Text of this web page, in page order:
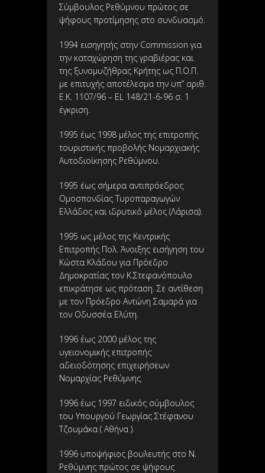
Σύμβουλος Ρεθύμνου πρώτος σε
ψήφους προτίμησης στο συνδυασμό.
1994 εισηγητής στην Commission για
την καταχώρηση της γραβιέρας και
της ξυνομυζήθρας Κρήτης ως Π.Ο.Π.
με επιτυχής αποτέλεσμα την υπ” αριθ.
Ε.Κ. 1107/96 – EL 148/21-6-96 σ. 1
έγκριση.
1995 έως 1998 μέλος της επιτροπής
τουριστικής προβολής Νομαρχιακής
Αυτοδιοίκησης Ρεθύμνου.
1995 έως σήμερα αντιπρόεδρος
Ομοσπονδίας Τυροπαραγωγών
Ελλάδος και ιδρυτικό μέλος (Λάρισα).
1995 ως μέλος της Κεντρικής
Επιτροπής Πολ. Άνοιξης εισήγηση του
Κώστα Κλάδου για Πρόεδρο
Δημοκρατίας τον Κ.Στεφανόπουλο
επικράτησε ως πρόταση. Σε αντίθεση
με τον Πρόεδρο Αντώνη Σαμαρά για
τον Οδυσσέα Ελύτη.
1996 έως 2000 μέλος της
υγειονομικής επιτροπής
αδειοδότησης επιχειρήσεων
Νομαρχίας Ρεθύμνης.
1996 έως 1997 ειδικός σύμβουλος
του Υπουργού Γεωργίας Στέφανου
Τζουμάκα ( Αθήνα ).
1996 υποψήφιος βουλευτής στο Ν.
Ρεθύμνης πρώτος σε ψήφους